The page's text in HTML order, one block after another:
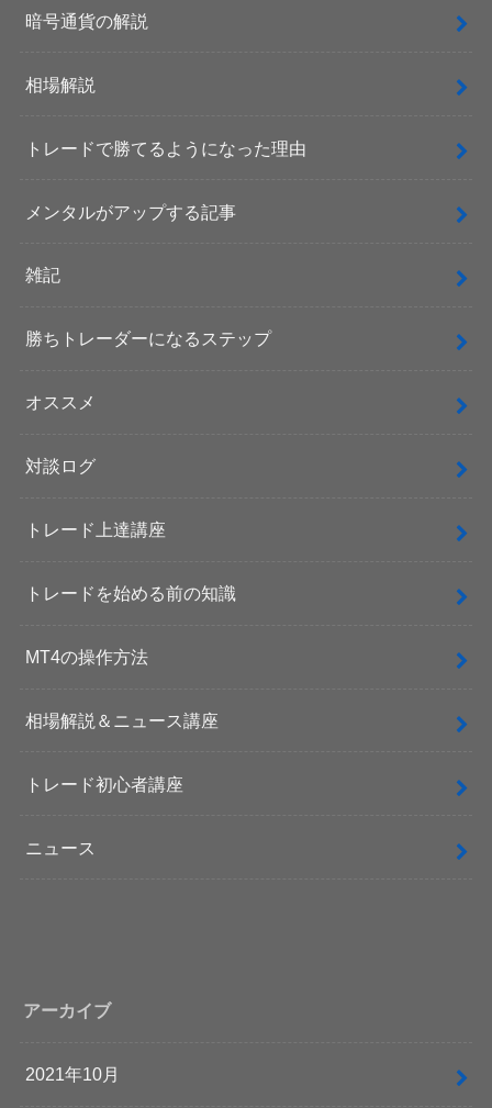
暗号通貨の解説
相場解説
トレードで勝てるようになった理由
メンタルがアップする記事
雑記
勝ちトレーダーになるステップ
オススメ
対談ログ
トレード上達講座
トレードを始める前の知識
MT4の操作方法
相場解説＆ニュース講座
トレード初心者講座
ニュース
アーカイブ
2021年10月